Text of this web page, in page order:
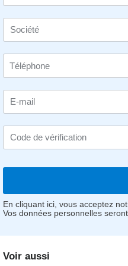
Société
E-mail
Code de vérification
En cliquant ici, vous acceptez
Vos données personnelles
Voir aussi